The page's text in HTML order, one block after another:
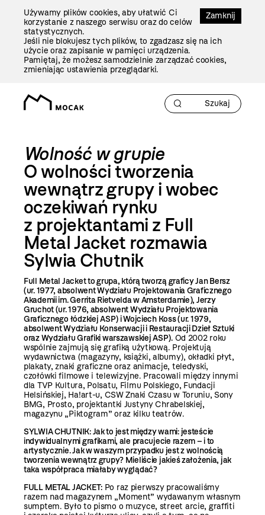
Zamknij
Używamy plików cookies, aby ułatwić Ci
korzystanie z naszego serwisu oraz do celów
statystycznych.
Jeśli nie blokujesz tych plików, to zgadzasz się na ich
użycie oraz zapisanie w pamięci urządzenia.
Pamiętaj, że możesz samodzielnie zarządzać cookies,
zmieniając ustawienia przeglądarki.
Wolność w grupie
O wolności tworzenia
wewnątrz grupy i wobec
oczekiwań rynku
z projektantami z Full
Metal Jacket rozmawia
Sylwia Chutnik
Full Metal Jacket to grupa, którą tworzą graficy Jan Bersz
(ur. 1977, absolwent Wydziału Projektowania Graficznego
Akademii im. Gerrita Rietvelda w Amsterdamie), Jerzy
Gruchot (ur. 1976, absolwent Wydziału Projektowania
Graficznego łódzkiej ASP) i Wojciech Koss (ur. 1979,
absolwent Wydziału Konserwacji i Restauracji Dzieł Sztuki
oraz Wydziału Grafiki warszawskiej ASP).Od 2002 roku
wspólnie zajmują się grafiką użytkową. Projektują
wydawnictwa (magazyny, książki, albumy), okładki płyt,
plakaty, znaki graficzne oraz animacje, teledyski,
czołówki filmowe i telewizyjne. Pracowali między innymi
dla TVP Kultura, Polsatu, Filmu Polskiego, Fundacji
Helsińskiej, Ha!art-u, CSW Znaki Czasu w Toruniu, Sony
BMG, Prosto, projektantki Justyny Chrabelskiej,
magazynu „Piktogram” oraz kilku teatrów.
SYLWIA CHUTNIK: Jak to jest między wami: jesteście
indywidualnymi grafikami, ale pracujecie razem – i to
artystycznie. Jak w waszym przypadku jest z wolnością
tworzenia wewnątrz grupy? Mieliście jakieś założenia, jak
taka współpraca miałaby wyglądać?
FULL METAL JACKET:Po raz pierwszy pracowaliśmy
razem nad magazynem „Moment” wydawanym własnym
sumptem. Było to pismo o muzyce, street arcie, graffiti